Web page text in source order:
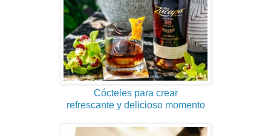
Cócteles para crear
refrescante y delicioso momento